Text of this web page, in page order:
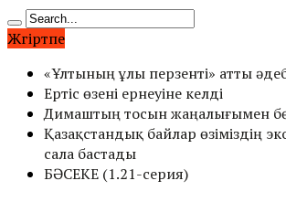
Жүгіртпе
«Ұлтының ұлы перзенті» атты
Ертіс өзені ернеуіне келді
Димаштың тосын жаңалығымен
Қазақстандық байлар өзіміздің
сала бастады
БӘСЕКЕ (1.21-серия)